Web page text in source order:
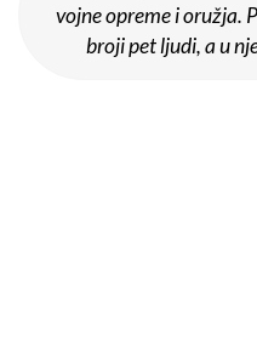
vojne opreme i oružja.
broji pet ljudi, a u